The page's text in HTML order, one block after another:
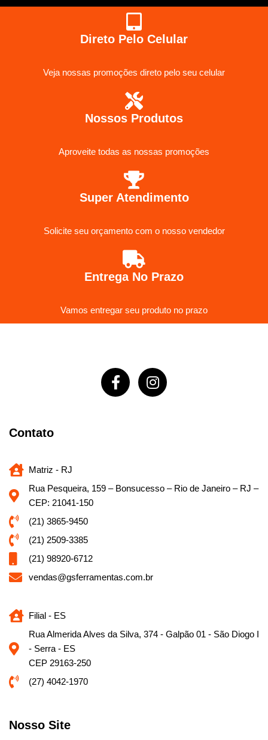
Direto Pelo Celular
Veja nossas promoções direto pelo seu celular
Nossos Produtos
Aproveite todas as nossas promoções
Super Atendimento
Solicite seu orçamento com o nosso vendedor
Entrega No Prazo
Vamos entregar seu produto no prazo
Contato
Matriz - RJ
Rua Pesqueira, 159 – Bonsucesso – Rio de Janeiro – RJ –
CEP: 21041-150
(21) 3865-9450
(21) 2509-3385
(21) 98920-6712
vendas@gsferramentas.com.br
Filial - ES
Rua Almerida Alves da Silva, 374 - Galpão 01 - São Diogo I
- Serra - ES
CEP 29163-250
(27) 4042-1970
Nosso Site